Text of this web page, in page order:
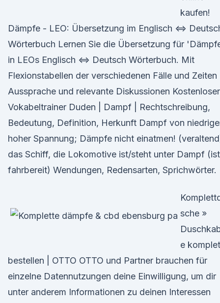
kaufen!
Dämpfe - LEO: Übersetzung im Englisch ⇔
Wörterbuch Lernen Sie die Übersetzung für
in LEOs Englisch ⇔ Deutsch Wörterbuch. Mit
Flexionstabellen der verschiedenen Fälle und Zeiten
Aussprache und relevante Diskussionen Kostenloser
Vokabeltrainer Duden | Dampf | Rechtschreibung,
Bedeutung, Definition, Herkunft Dampf von
hoher Spannung; Dämpfe nicht einatmen!
das Schiff, die Lokomotive ist/steht unter Dampf (ist
fahrbereit) Wendungen, Redensarten, Sprichwörter.
sche »
e
bestellen | OTTO OTTO und Partner brauchen für
einzelne Datennutzungen deine Einwilligung, um dir
unter anderem Informationen zu deinen Interessen